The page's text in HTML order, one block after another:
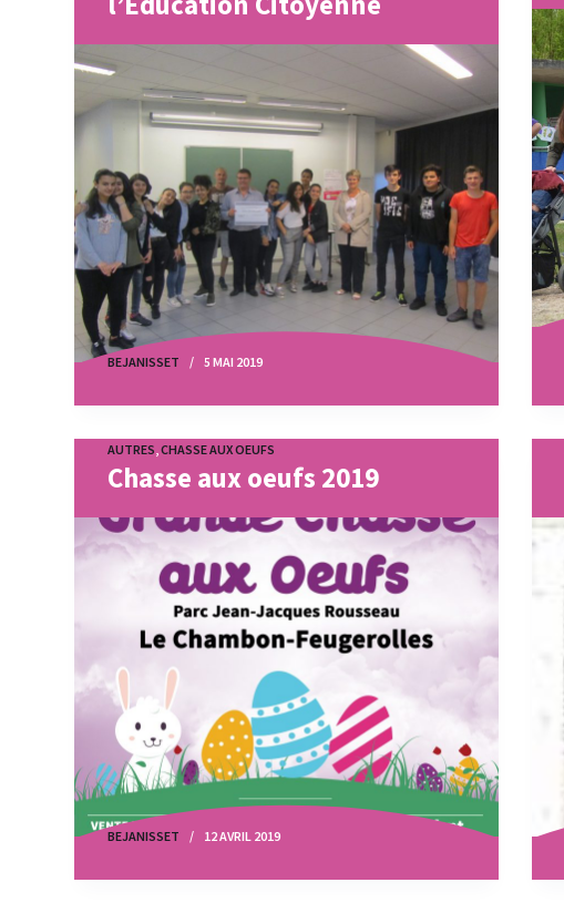
BEJANISSET 5 MAI 2019
AUTRES,CHASSE AUX OEUFS
Chasse aux oeufs 2019
BEJANISSET 12 AVRIL 2019